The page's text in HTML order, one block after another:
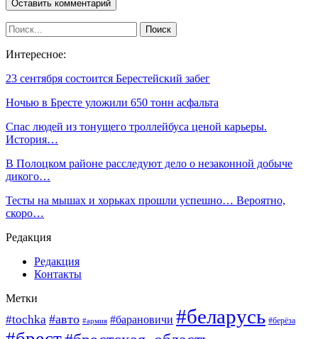
Интересное:
23 сентября состоится Берестейский забег
Ночью в Бресте уложили 650 тонн асфальта
Спас людей из тонущего троллейбуса ценой карьеры.
История…
В Полоцком районе расследуют дело о незаконной добыче
дикого…
Тесты на мышах и хорьках прошли успешно… Вероятно,
скоро…
Редакция
Редакция
Контакты
Метки
#tochka #авто #армия #барановичи #беларусь #берёза